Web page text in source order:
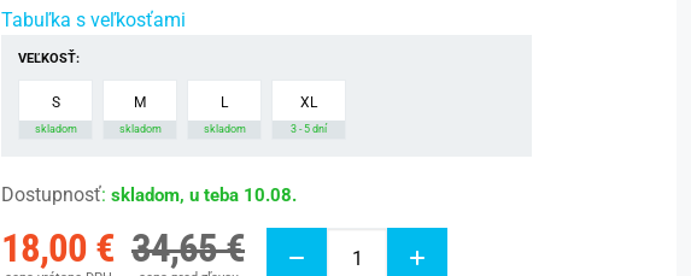
Tabuľka s veľkosťami
VEĽKOSŤ:
S
skladom
M
skladom
L
skladom
XL
3 - 5 dní
Dostupnosť: skladom, u teba 10.08.
18,00 € 34,65 €